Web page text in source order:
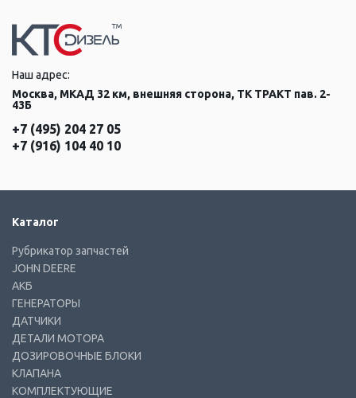
Наш адрес:
Москва, МКАД 32 км, внешняя сторона, ТК ТРАКТ пав. 2-
43Б
+7 (495) 204 27 05
+7 (916) 104 40 10
Каталог
Рубрикатор запчастей
JOHN DEERE
АКБ
ГЕНЕРАТОРЫ
ДАТЧИКИ
ДЕТАЛИ МОТОРА
ДОЗИРОВОЧНЫЕ БЛОКИ
КЛАПАНА
КОМПЛЕКТУЮЩИЕ